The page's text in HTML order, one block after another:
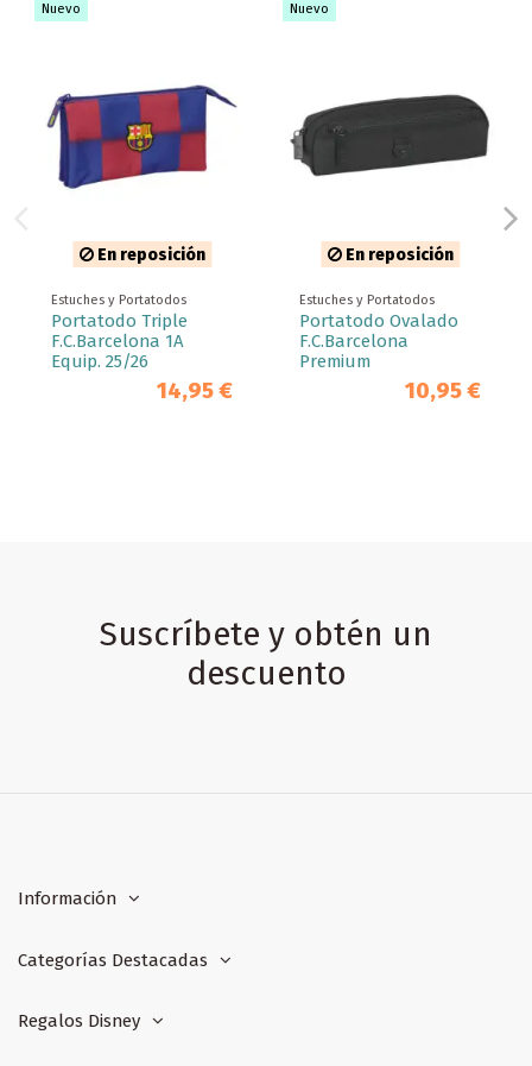
Nuevo
En reposición
Estuches y Portatodos
Portatodo Triple
F.C.Barcelona 1A
Equip. 25/26
14,95 €
Nuevo
En reposición
Estuches y Portatodos
Portatodo Ovalado
F.C.Barcelona
Premium
10,95 €
Suscríbete y obtén un
descuento
Información
Categorías Destacadas
Regalos Disney